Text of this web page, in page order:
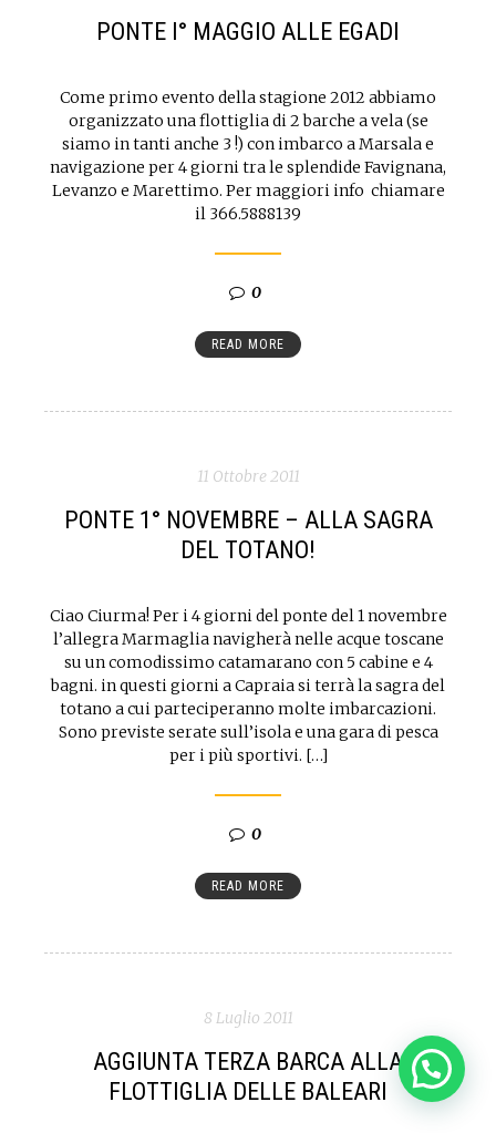
PONTE I° MAGGIO ALLE EGADI
Come primo evento della stagione 2012 abbiamo
organizzato una flottiglia di 2 barche a vela (se
siamo in tanti anche 3 !) con imbarco a Marsala e
navigazione per 4 giorni tra le splendide Favignana,
Levanzo e Marettimo. Per maggiori info chiamare
il 366.5888139
0
READ MORE
11 Ottobre 2011
PONTE 1° NOVEMBRE – ALLA SAGRA
DEL TOTANO!
Ciao Ciurma! Per i 4 giorni del ponte del 1 novembre
l’allegra Marmaglia navigherà nelle acque toscane
su un comodissimo catamarano con 5 cabine e 4
bagni. in questi giorni a Capraia si terrà la sagra del
totano a cui parteciperanno molte imbarcazioni.
Sono previste serate sull’isola e una gara di pesca
per i più sportivi. […]
0
READ MORE
8 Luglio 2011
AGGIUNTA TERZA BARCA ALLA
FLOTTIGLIA DELLE BALEARI